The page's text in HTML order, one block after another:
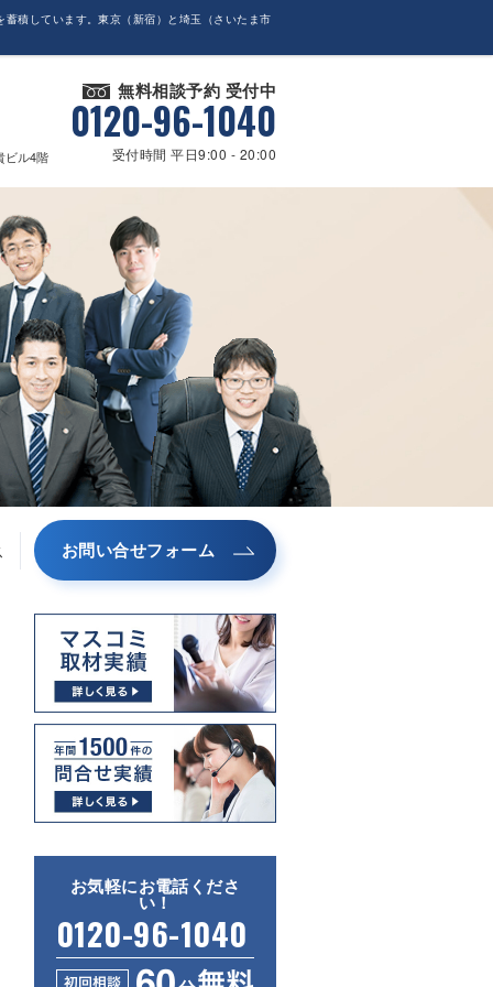
積しています。東京（新宿）と埼玉（さいたま市
ビル4階
無料相談予約 受付中
0120-96-1040
受付時間 平日9:00 - 20:00
お問い合せフォーム
お気軽にお電話くださ
い！
0120-96-1040